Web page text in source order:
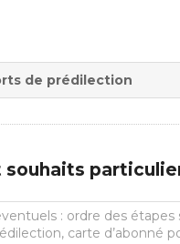
de prédilection